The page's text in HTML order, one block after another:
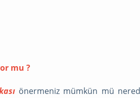
mu ?
önermeniz mümkün mü